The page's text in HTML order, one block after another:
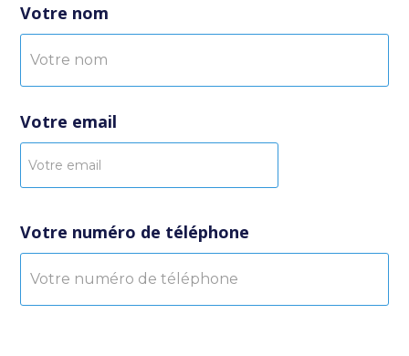
Votre nom
Votre email
Votre numéro de téléphone